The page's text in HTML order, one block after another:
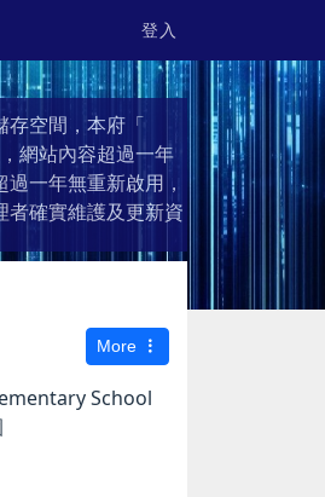
登入
存空間，本府「
網站內容超過一年
一年無重新啟用，
者確實維護及更新資
More
School